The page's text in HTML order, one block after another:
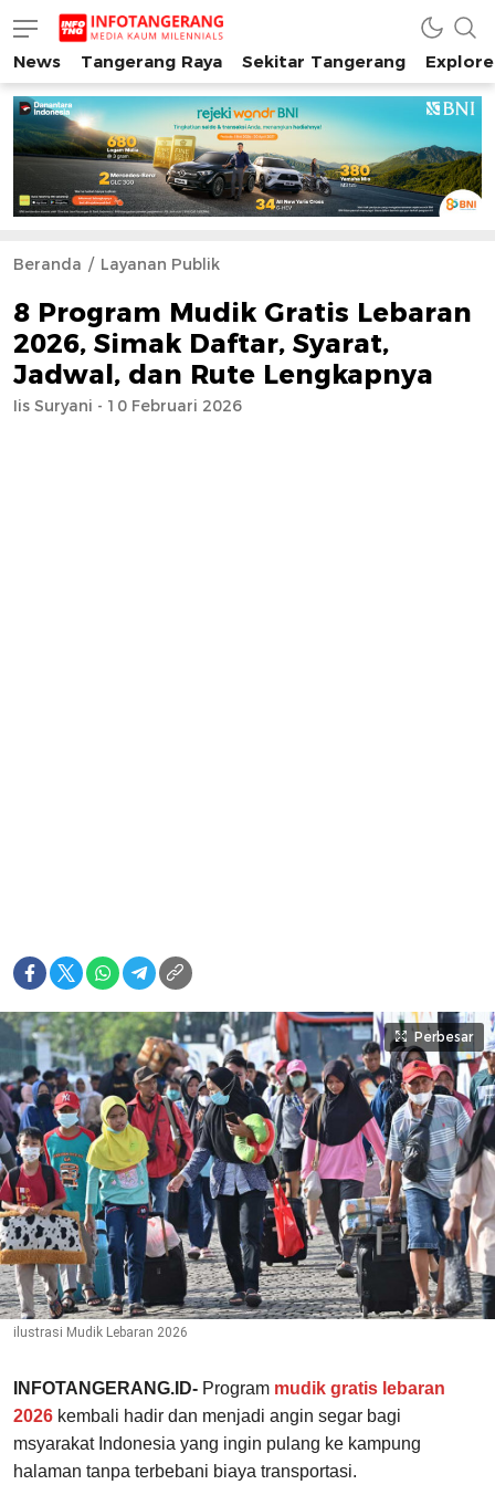
INFO TANGERANG
Media Kaum Millenials Tangerang Raya
News Tangerang Raya Sekitar Tangerang
Beranda Layanan Publik
8 Program Mudik Gratis Lebaran
2026, Simak Daftar, Syarat,
Jadwal, dan Rute Lengkapnya
Iis Suryani - 10 Februari 2026
Perbesar
ilustrasi Mudik Lebaran 2026
INFOTANGERANG.ID- Program mudik gratis lebaran
2026 kembali hadir dan menjadi angin segar bagi
msyarakat Indonesia yang ingin pulang ke kampung
halaman tanpa terbebani biaya transportasi.